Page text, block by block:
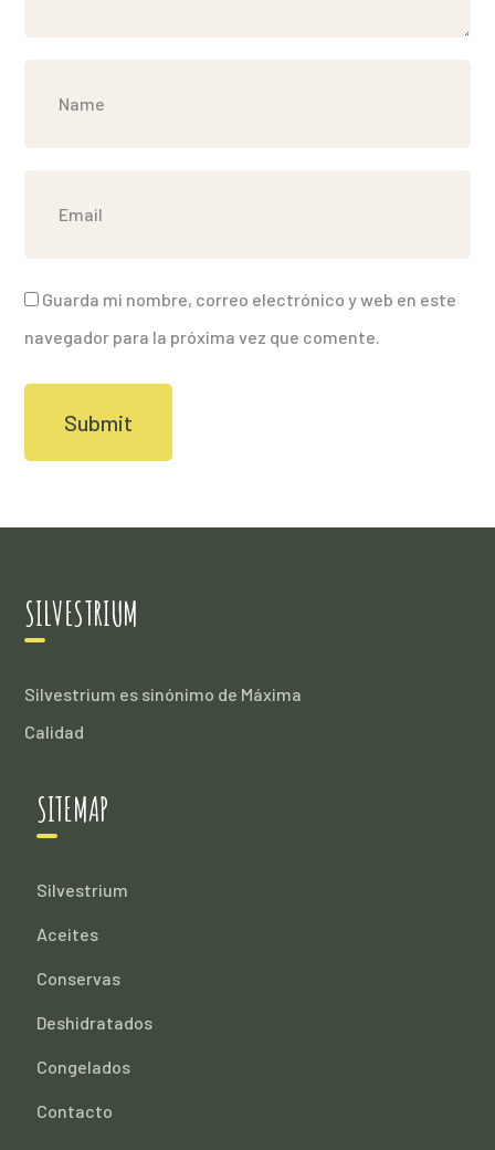
Guarda mi nombre, correo electrónico y web en este
navegador para la próxima vez que comente.
SILVESTRIUM
Silvestrium es sinónimo de Máxima
Calidad
SITEMAP
Silvestrium
Aceites
Conservas
Deshidratados
Congelados
Contacto